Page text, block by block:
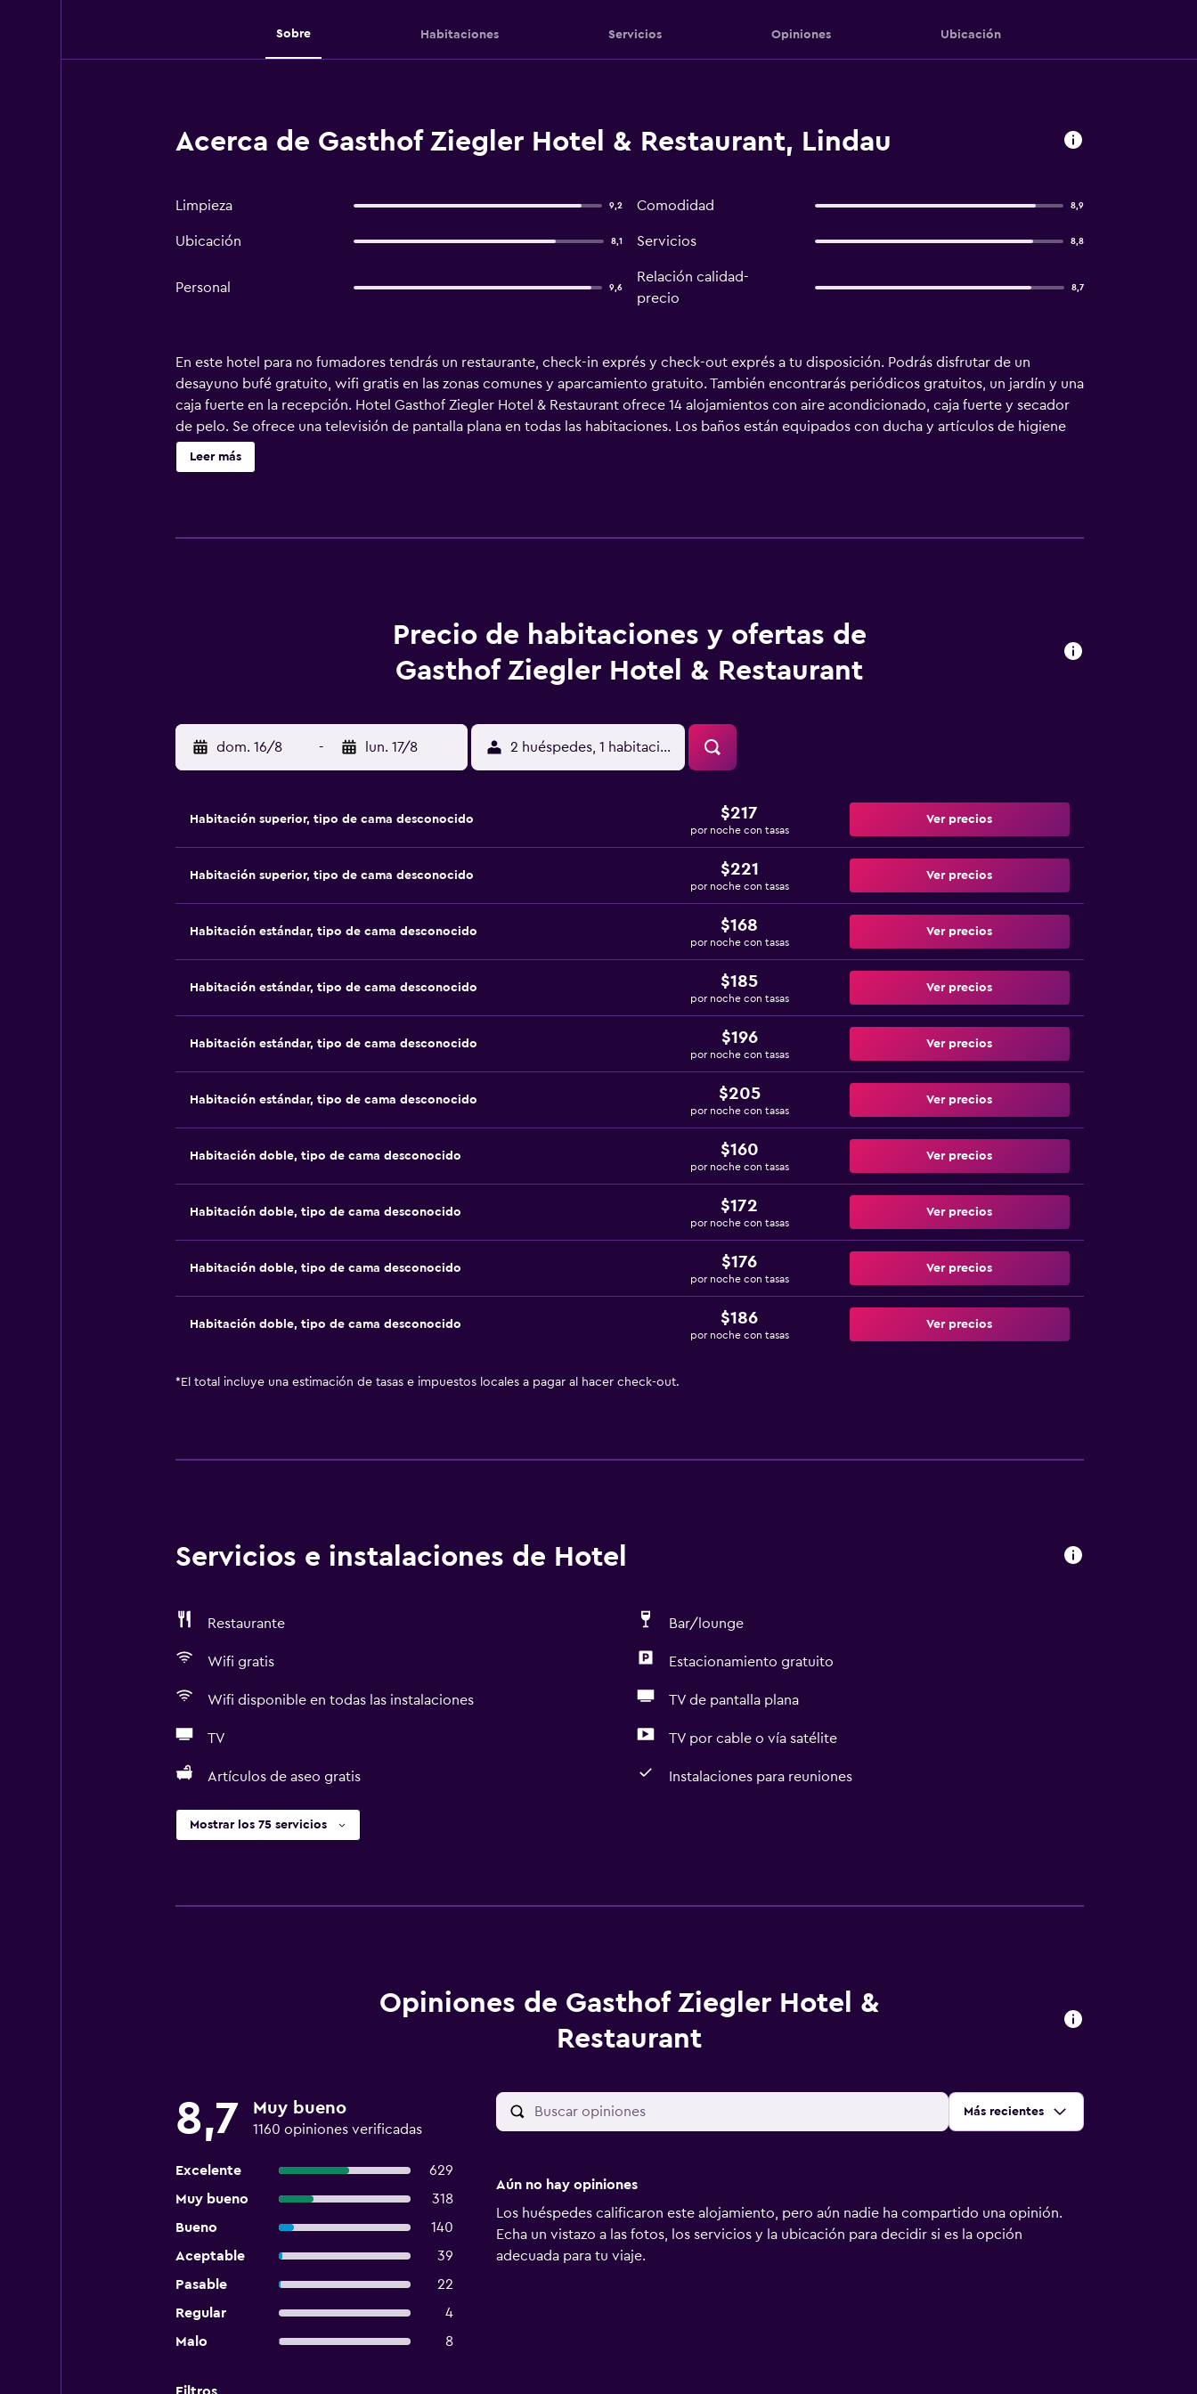
Sobre Habitaciones Servicios Opiniones Ubicación
Acerca de Gasthof Ziegler Hotel & Restaurant, Lindau
Limpieza 9,2 Comodidad 8,9
Ubicación 8,1 Servicios 8,8
Personal 9,6
Relación calidad-
precio
8,7
En este hotel para no fumadores tendrás un restaurante, check-in exprés y check-out exprés a tu disposición. Podrás disfrutar de un
desayuno bufé gratuito, wifi gratis en las zonas comunes y aparcamiento gratuito. También encontrarás periódicos gratuitos, un jardín y una
caja fuerte en la recepción. Hotel Gasthof Ziegler Hotel & Restaurant ofrece 14 alojamientos con aire acondicionado, caja fuerte y secador
de pelo. Se ofrece una televisión de pantalla plana en todas las habitaciones. Los baños están equipados con ducha y artículos de higiene
personal gratuitos. Este hotel en Lindau ofrece acceso a Internet wifi gratis. Los servicios para las personas de negocios incluyen escritorio
y teléfono; se ofrecen llamadas locales gratuitas (pueden existir restricciones). Se ofrece servicio de limpieza todos los días. Se pueden
Leer más
Precio de habitaciones y ofertas de
Gasthof Ziegler Hotel & Restaurant
dom. 16/8 - lun. 17/8 2 huéspedes, 1 habitación
Habitación superior, tipo de cama desconocido $217
por noche con tasas
Ver precios
Habitación superior, tipo de cama desconocido $221
por noche con tasas
Ver precios
Habitación estándar, tipo de cama desconocido $168
por noche con tasas
Ver precios
Habitación estándar, tipo de cama desconocido $185
por noche con tasas
Ver precios
Habitación estándar, tipo de cama desconocido $196
por noche con tasas
Ver precios
Habitación estándar, tipo de cama desconocido $205
por noche con tasas
Ver precios
Habitación doble, tipo de cama desconocido $160
por noche con tasas
Ver precios
Habitación doble, tipo de cama desconocido $172
por noche con tasas
Ver precios
Habitación doble, tipo de cama desconocido $176
por noche con tasas
Ver precios
Habitación doble, tipo de cama desconocido $186
por noche con tasas
Ver precios
* El total incluye una estimación de tasas e impuestos locales a pagar al hacer check-out.
Servicios e instalaciones de Hotel
Restaurante Bar/lounge
Wifi gratis Estacionamiento gratuito
Wifi disponible en todas las instalaciones TV de pantalla plana
TV TV por cable o vía satélite
Artículos de aseo gratis Instalaciones para reuniones
Mostrar los 75 servicios
Opiniones de Gasthof Ziegler Hotel &
Restaurant
8,7 Muy bueno
1160 opiniones verificadas
Excelente
629
Muy bueno
318
Bueno
140
Aceptable
39
Pasable
22
Regular
4
Malo
8
Ordenar por:
Más recientes
Aún no hay opiniones
Los huéspedes calificaron este alojamiento, pero aún nadie ha compartido una opinión.
Echa un vistazo a las fotos, los servicios y la ubicación para decidir si es la opción
adecuada para tu viaje.